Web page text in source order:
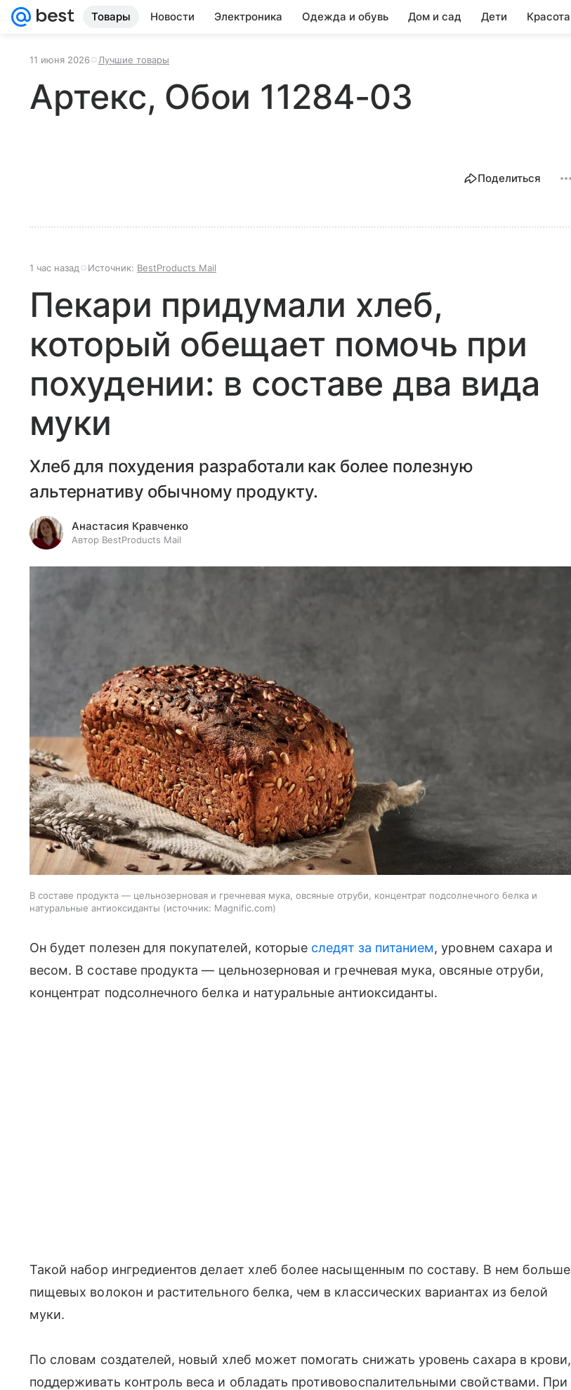
Товары Новости Электроника Одежда и обувь Дом и сад Дети Красота
11 июня 2026 Лучшие товары
Артекс, Обои 11284-03
Поделиться
1 час назад Источник: BestProducts Mail
Пекари придумали хлеб,
который обещает помочь при
похудении: в составе два вида
муки
Хлеб для похудения разработали как более полезную
альтернативу обычному продукту.
Анастасия Кравченко
Автор BestProducts Mail
В составе продукта — цельнозерновая и гречневая мука, овсяные отруби, концентрат подсолнечного белка и
натуральные антиоксиданты
источник: Magnific.com
Он будет полезен для покупателей, которые следят за питанием, уровнем сахара и
весом. В составе продукта — цельнозерновая и гречневая мука, овсяные отруби,
концентрат подсолнечного белка и натуральные антиоксиданты.
Такой набор ингредиентов делает хлеб более насыщенным по составу. В нем больше
пищевых волокон и растительного белка, чем в классических вариантах из белой
муки.
По словам создателей, новый хлеб может помогать снижать уровень сахара в крови,
поддерживать контроль веса и обладать противовоспалительными свойствами. При